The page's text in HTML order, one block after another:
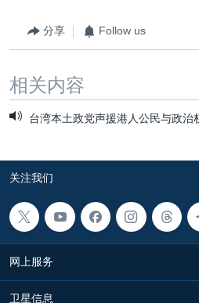
分享 Follow us
相关内容
台湾本土政党声援港人公民与政治
关注我们
网上服务
卫星信息